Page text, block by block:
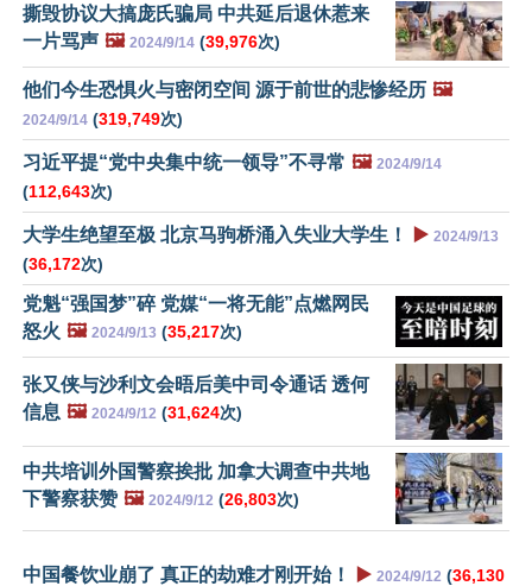
撕毁协议大搞庞氏骗局 中共延后退休惹来
一片骂声 🖼️ 2024/9/14 (39,976次)
他们今生恐惧火与密闭空间 源于前世的悲惨经历 🖼️
2024/9/14 (319,749次)
习近平提“党中央集中统一领导”不寻常 🖼️ 2024/9/14
(112,643次)
大学生绝望至极 北京马驹桥涌入失业大学生！ ▶️ 2024/9/13
(36,172次)
党魁“强国梦”碎 党媒“一将无能”点燃网民
怒火 🖼️ 2024/9/13 (35,217次)
张又侠与沙利文会晤后美中司令通话 透何
信息 🖼️ 2024/9/12 (31,624次)
中共培训外国警察挨批 加拿大调查中共地
下警察获赞 🖼️ 2024/9/12 (26,803次)
中国餐饮业崩了 真正的劫难才刚开始！ ▶️ 2024/9/12 (36,130